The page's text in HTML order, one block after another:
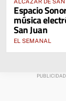
Espacio
música
San Juan
EL SEMANAL